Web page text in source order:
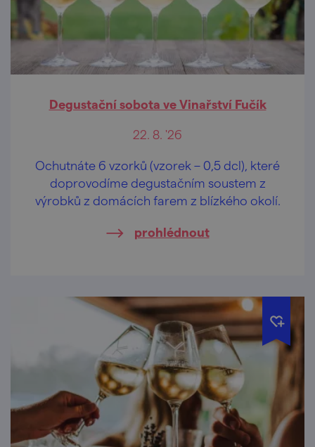
Degustační sobota ve Vinařství Fučík
22. 8. '26
Ochutnáte 6 vzorků (vzorek – 0,5 dcl), které
doprovodíme degustačním soustem z
výrobků z domácích farem z blízkého okolí.
prohlédnout